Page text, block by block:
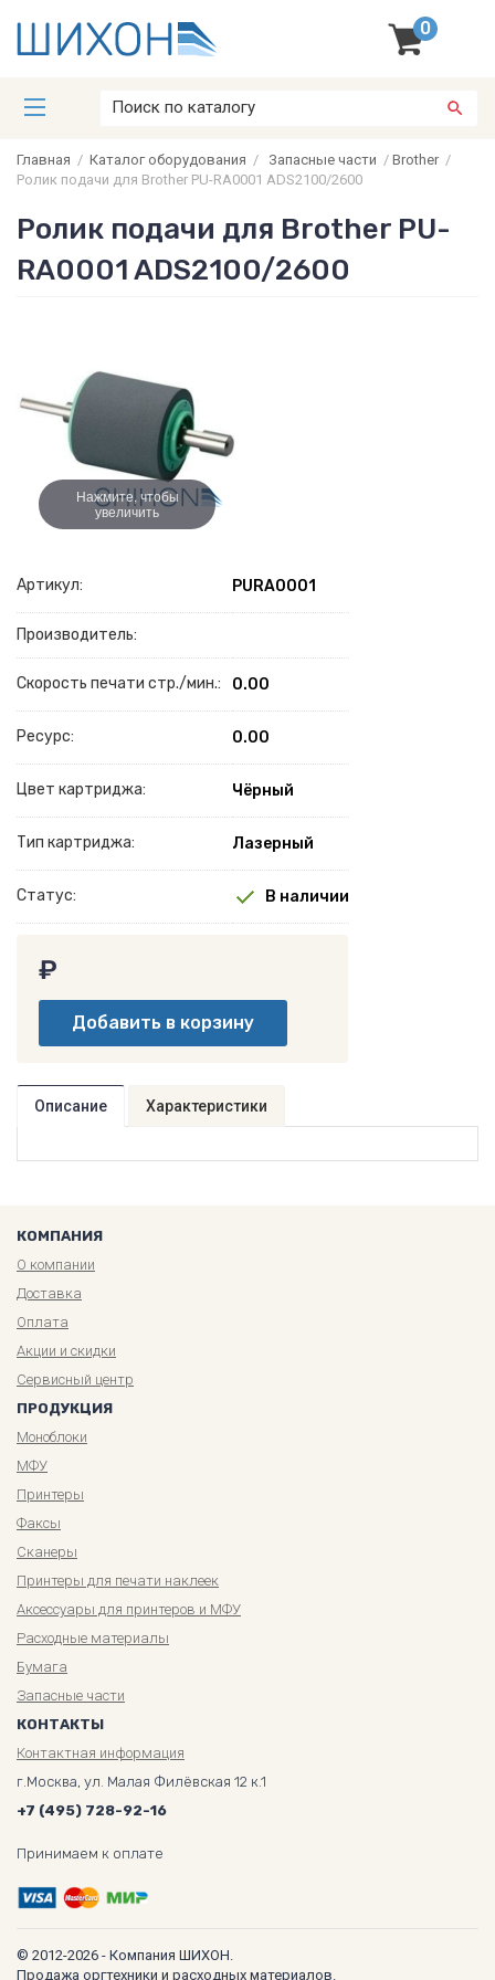
0
Главная / Каталог оборудования / Запасные части / Brother/
Ролик подачи для Brother PU-RA0001 ADS2100/2600
Ролик подачи для Brother PU-
RA0001 ADS2100/2600
Нажмите, чтобы
увеличить
Артикул: PURA0001
Производитель:
Скорость печати стр./мин.: 0.00
Ресурс: 0.00
Цвет картриджа: Чёрный
Тип картриджа: Лазерный
Статус: В наличии
₽
Описание Характеристики
КОМПАНИЯ
О компании
Доставка
Оплата
Акции и скидки
Сервисный центр
ПРОДУКЦИЯ
Моноблоки
МФУ
Принтеры
Факсы
Сканеры
Принтеры для печати наклеек
Аксессуары для принтеров и МФУ
Расходные материалы
Бумага
Запасные части
КОНТАКТЫ
Контактная информация
г.Москва, ул. Малая Филёвская 12 к.1
+7 (495) 728-92-16
Принимаем к оплате
© 2012-2026 - Компания ШИХОН.
Продажа оргтехники и расходных материалов.